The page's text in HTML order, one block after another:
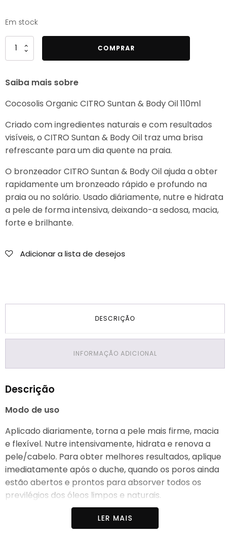
Em stock
Quantidade
de
Organic
Suntan
&
Body
COMPRAR
Saiba mais sobre
Cocosolis Organic CITRO Suntan & Body Oil 110ml
Criado com ingredientes naturais e com resultados
visíveis, o CITRO Suntan & Body Oil traz uma brisa
refrescante para um dia quente na praia.
O bronzeador CITRO Suntan & Body Oil ajuda a obter
rapidamente um bronzeado rápido e profundo na
praia ou no solário. Usado diáriamente, nutre e hidrata
a pele de forma intensiva, deixando-a sedosa, macia,
forte e brilhante.
Adicionar a lista de desejos
DESCRIÇÃO
INFORMAÇÃO ADICIONAL
Descrição
Modo de uso
Aplicado diariamente, torna a pele mais firme, macia
e flexível. Nutre intensivamente, hidrata e renova a
pele/cabelo. Para obter melhores resultados, aplique
imediatamente após o duche, quando os poros ainda
estão abertos e prontos para absorver todos os
previlégios dos óleos limpos e naturais.
LER MAIS